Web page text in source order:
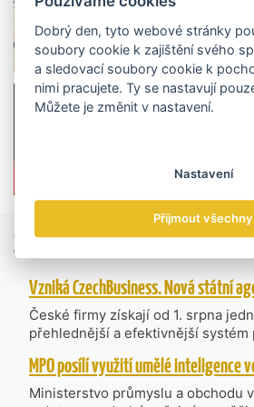
Více informací o
Zprávyze světa obchodu
České firmy získají od 1. srpna
přehlednější a efektivnější systém
CzechBusiness, která propojuje
kompetence agentur CzechTrade
Ministerstvo průmyslu a obchodu
Dobrý den, tyto webové stránky
soubory cookie k zajištění svého
a sledovací soubory cookie k
nimi pracujete. Ty se nastavují
Můžete je změnit v nastavení.
Nastavení
Přijmout všechny